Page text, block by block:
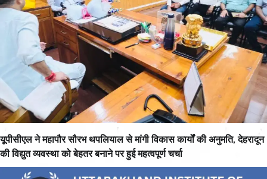
यूपीसीएल ने महापौर सौरभ थपलियाल से मांगी विकास कार्यों की अनुमति, देहरादून
की विद्युत व्यवस्था को बेहतर बनाने पर हुई महत्वपूर्ण चर्चा